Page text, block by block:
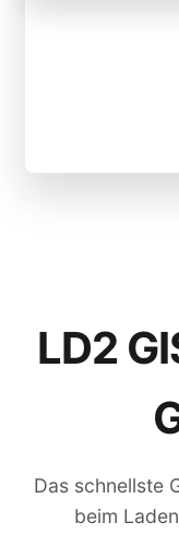
LD2
Das schnellste
beim